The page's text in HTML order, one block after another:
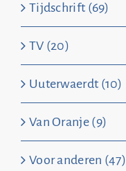
Tijdschrift (69)
TV (20)
Uuterwaerdt (10)
Van Oranje (9)
Voor anderen (47)